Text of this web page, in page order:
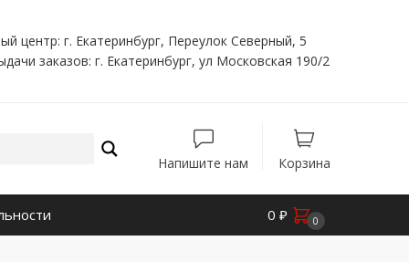
центр: г. Екатеринбург, Переулок Северный, 5
заказов: г. Екатеринбург, ул Московская 190/2
Напишите нам Корзина
0 ₽ 0